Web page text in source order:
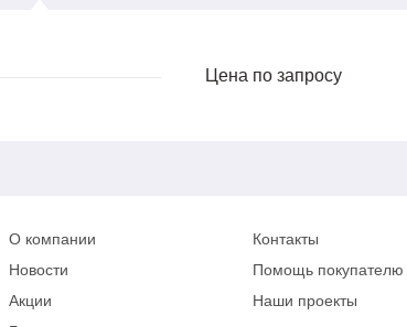
Цена по запросу
О компании
Новости
Акции
Контакты
Помощь покупателю
Наши проекты